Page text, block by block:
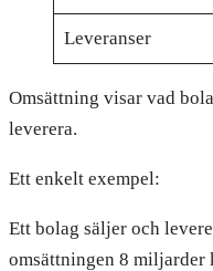
Leveranser
Omsättning visar vad
leverera.
Ett enkelt exempel:
Ett bolag säljer och
omsättningen 8